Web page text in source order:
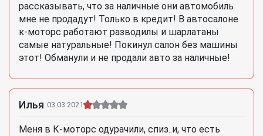
рассказывать, что за наличные они автомобиль
мне не продадут! Только в кредит! В автосалоне
к-моторс работают разводилы и шарлатаны
самые натуральные! Покинул салон без машины
этот! Обманули и не продали авто за наличные!
Илья 03.03.2021
Меня в К-моторс одурачили, спиз..и, что есть